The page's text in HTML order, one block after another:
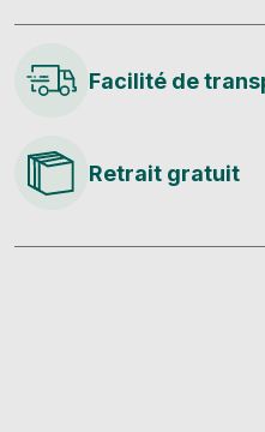
Facilité de
Retrait gratuit